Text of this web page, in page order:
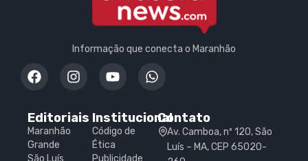
Informação que conecta o Maranhão
Editoriais
Maranhão
Grande
São Luís
Institucional
Código de
Ética
Publicidade
Contato
Av. Camboa, nº 120, São
Luís – MA, CEP 65020-